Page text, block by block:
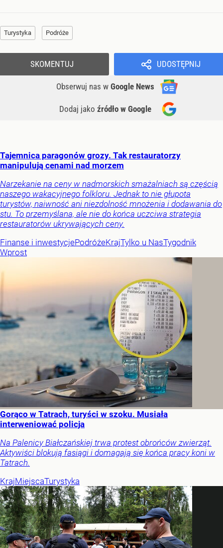
Turystyka Podróże
UDOSTĘPNIJ
Obserwuj nas w Google News
Dodaj jako źródło w Google
SKOMENTUJ
Tajemnica paragonów grozy. Tak restauratorzy
manipulują cenami nad morzem
Narzekanie na ceny w nadmorskich smażalniach są częścią
naszego wakacyjnego folkloru. Jednak to nie głupota
turystów, naiwność ani niezdolność mnożenia i dodawania do
stu. To przemyślana, ale nie do końca uczciwa strategia
restauratorów ukrywających ceny.
Finanse i inwestycjePodróżeKrajTylko u NasTygodnik
Wprost
Gorąco w Tatrach, turyści w szoku. Musiała
interweniować policja
Na Palenicy Białczańskiej trwa protest obrońców zwierząt.
Aktywiści blokują fasiągi i domagają się końca pracy koni w
Tatrach.
KrajMiejscaTurystyka